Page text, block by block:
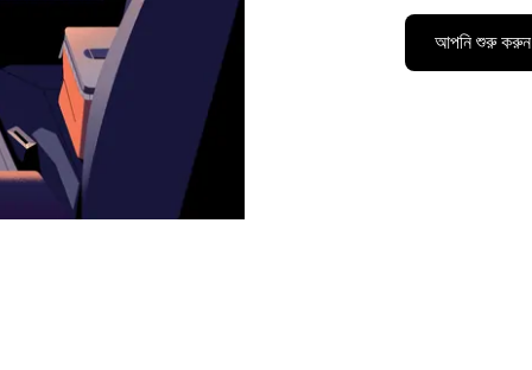
আপনি শুরু করুন